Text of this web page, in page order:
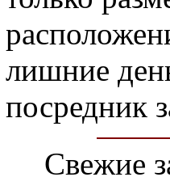
лишние
посредник
Свежие